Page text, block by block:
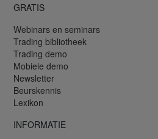
GRATIS
Webinars en seminars
Trading bibliotheek
Trading demo
Mobiele demo
Newsletter
Beurskennis
Lexikon
INFORMATIE